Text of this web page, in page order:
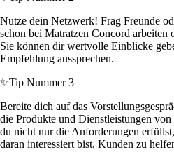
Nutze dein Netzwerk! Frag Freunde
schon bei Matratzen Concord arbeiten
Sie können dir wertvolle Einblicke
Empfehlung aussprechen.
✨Tip Nummer 3
Bereite dich auf das
die Produkte und Dienstleistungen
du nicht nur die Anforderungen
daran interessiert bist, Kunden zu